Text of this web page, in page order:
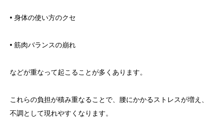
• 身体の使い方のクセ
• 筋肉バランスの崩れ
などが重なって起こることが多くあります。
これらの負担が積み重なることで、腰にかかるストレスが増え、
不調として現れやすくなります。